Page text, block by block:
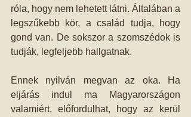
róla, hogy nem lehetett látni. Általában a
legszűkebb kör, a család tudja, hogy
gond van. De sokszor a szomszédok is
tudják, legfeljebb hallgatnak.
Ennek nyilván megvan az oka. Ha
eljárás indul ma Magyarországon
valamiért, előfordulhat, hogy az kerül